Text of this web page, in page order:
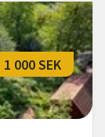
1 000 SEK